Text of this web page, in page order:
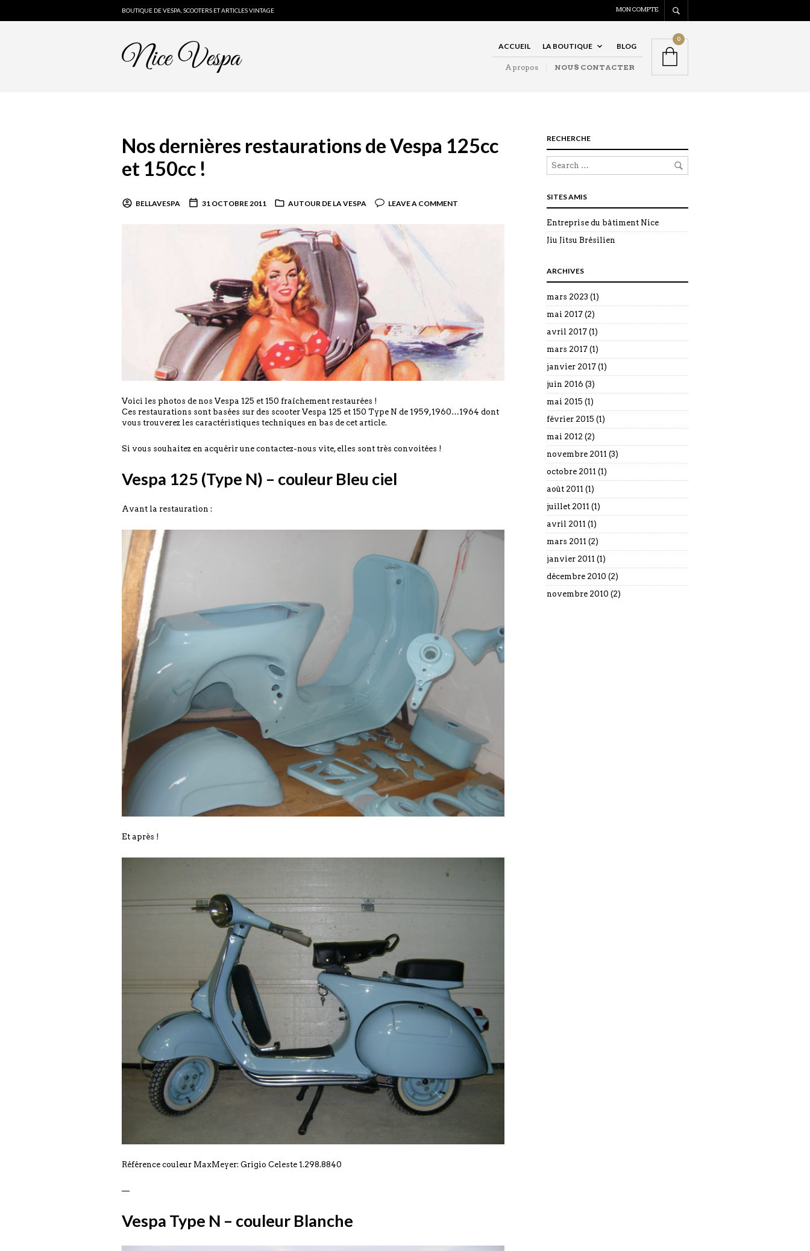
BOUTIQUE DE VESPA, SCOOTERS ET ARTICLES VINTAGE MON COMPTE
ACCUEIL LA BOUTIQUE BLOG
A propos NOUS CONTACTER
0
Nos dernières restaurations de Vespa 125cc
et 150cc !
BELLAVESPA 31 OCTOBRE 2011 AUTOUR DE LA VESPA LEAVE A COMMENT
Voici les photos de nos Vespa 125 et 150 fraîchement restaurées !
Ces restaurations sont basées sur des scooter Vespa 125 et 150 Type N de 1959,1960…1964 dont
vous trouverez les caractéristiques techniques en bas de cet article.
Si vous souhaitez en acquérir une contactez-nous vite, elles sont très convoitées !
Vespa 125 (Type N) – couleur Bleu ciel
Avant la restauration :
Et après !
Référence couleur MaxMeyer: Grigio Celeste 1.298.8840
—
Vespa Type N – couleur Blanche
RECHERCHE
SITES AMIS
Entreprise du bâtiment Nice
Jiu Jitsu Brésilien
ARCHIVES
mars 2023 (1)
mai 2017 (2)
avril 2017 (1)
mars 2017 (1)
janvier 2017 (1)
juin 2016 (3)
mai 2015 (1)
février 2015 (1)
mai 2012 (2)
novembre 2011 (3)
octobre 2011 (1)
août 2011 (1)
juillet 2011 (1)
avril 2011 (1)
mars 2011 (2)
janvier 2011 (1)
décembre 2010 (2)
novembre 2010 (2)